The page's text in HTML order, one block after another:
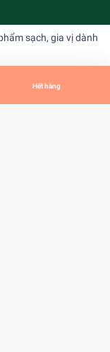
sạch, gia vị dành
Hết hàng